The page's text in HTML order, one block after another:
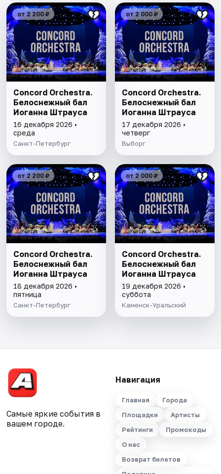
от 2 200 ₽
Concord Orchestra.
Белоснежный бал
Иоганна Штрауса
16 декабря 2026 •
среда
Санкт-Петербург
от 2 000 ₽
Concord Orchestra.
Белоснежный бал
Иоганна Штрауса
17 декабря 2026 •
четверг
Выборг
от 2 200 ₽
Concord Orchestra.
Белоснежный бал
Иоганна Штрауса
18 декабря 2026 •
пятница
Санкт-Петербург
от 2 000 ₽
Concord Orchestra.
Белоснежный бал
Иоганна Штрауса
19 декабря 2026 •
суббота
Каменск-Уральский
Самые яркие события в
вашем городе.
Навигация
Главная
Города
Площадки
Артисты
Рейтинги
Промокоды
О нас
Возврат билетов